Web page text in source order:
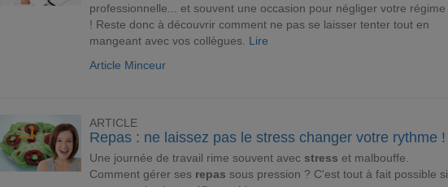
professionnelle... et souvent une occasion pour négliger votre régime
! Reste donc à découvrir comment ne pas se laisser tenter tout en
mangeant avec vos collègues. Lire
Article Minceur
ARTICLE
Repas : ne laissez pas le stress changer votre rythme !
Une journée de travail rime souvent avec stress et malbouffe.
Comment gérer ses repas sous pression ? C'est tout à fait possible si